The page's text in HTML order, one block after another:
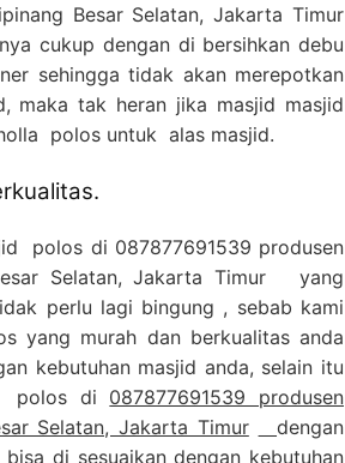
Besar Selatan, Jakarta Timur
cukup dengan di bersihkan debu
sehingga tidak akan merepotkan
maka tak heran jika masjid masjid
polos untuk alas masjid.
polos di 087877691539 produsen
Selatan, Jakarta Timur yang
perlu lagi bingung , sebab kami
yang murah dan berkualitas anda
kebutuhan masjid anda, selain itu
polos di 087877691539 produsen
Selatan, Jakarta Timur
dengan
di sesuaikan dengan kebutuhan